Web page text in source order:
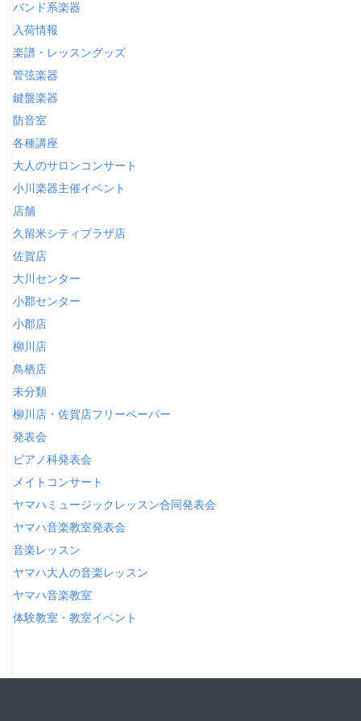
バンド系楽器
入荷情報
楽譜・レッスングッズ
管弦楽器
鍵盤楽器
防音室
各種講座
大人のサロンコンサート
小川楽器主催イベント
店舗
久留米シティプラザ店
佐賀店
大川センター
小郡センター
小郡店
柳川店
鳥栖店
未分類
柳川店・佐賀店フリーペーパー
発表会
ピアノ科発表会
メイトコンサート
ヤマハミュージックレッスン合同発表会
ヤマハ音楽教室発表会
音楽レッスン
ヤマハ大人の音楽レッスン
ヤマハ音楽教室
体験教室・教室イベント